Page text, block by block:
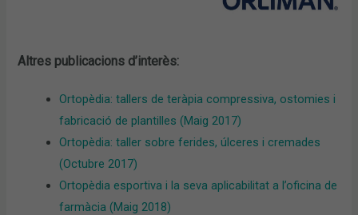
Altres publicacions d’interès:
Ortopèdia: tallers de teràpia compressiva, ostomies i
fabricació de plantilles (Maig 2017)
Ortopèdia: taller sobre ferides, úlceres i cremades
(Octubre 2017)
Ortopèdia esportiva i la seva aplicabilitat a l’oficina de
farmàcia (Maig 2018)